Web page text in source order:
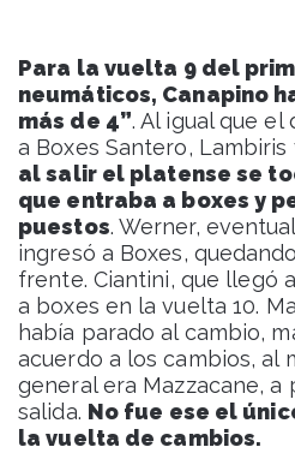
Para la vuelta 9 del
neumáticos, Canapino
más de 4”. Al igual que
a Boxes Santero, Lambiris
al salir el platense se
que entraba a boxes y
puestos. Werner,
ingresó a Boxes,
frente. Ciantini, que llegó
a boxes en la vuelta 10.
había parado al cambio,
acuerdo a los cambios, al
general era Mazzacane, a
salida. No fue ese el
la vuelta de cambios.